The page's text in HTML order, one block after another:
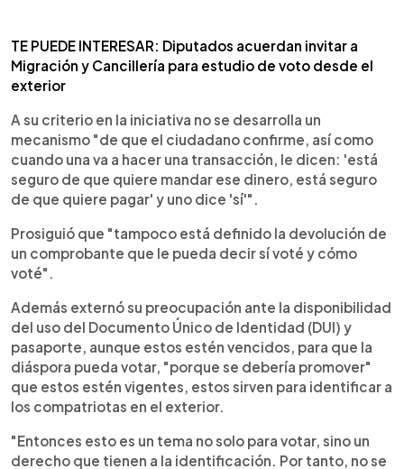
TE PUEDE INTERESAR: Diputados acuerdan invitar a
Migración y Cancillería para estudio de voto desde el
exterior
A su criterio en la iniciativa no se desarrolla un
mecanismo "de que el ciudadano confirme, así como
cuando una va a hacer una transacción, le dicen: 'está
seguro de que quiere mandar ese dinero, está seguro
de que quiere pagar' y uno dice 'sí'".
Prosiguió que "tampoco está definido la devolución de
un comprobante que le pueda decir sí voté y cómo
voté".
Además externó su preocupación ante la disponibilidad
del uso del Documento Único de Identidad (DUI) y
pasaporte, aunque estos estén vencidos, para que la
diáspora pueda votar, "porque se debería promover"
que estos estén vigentes, estos sirven para identificar a
los compatriotas en el exterior.
"Entonces esto es un tema no solo para votar, sino un
derecho que tienen a la identificación. Por tanto, no se